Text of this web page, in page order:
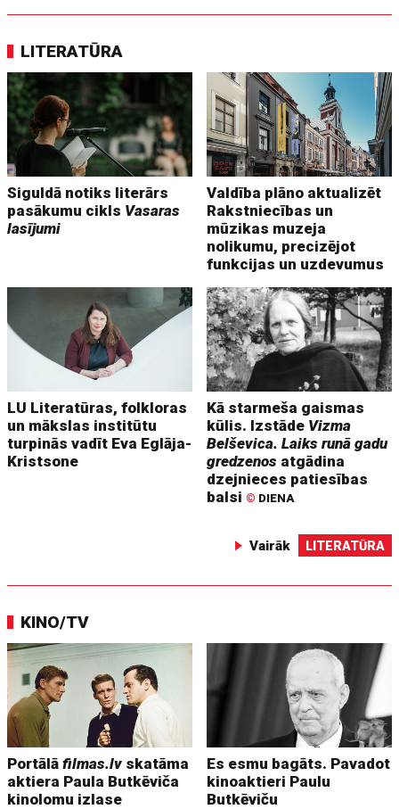
LITERATŪRA
Siguldā notiks literārs
pasākumu cikls Vasaras
lasījumi
Valdība plāno aktualizēt
Rakstniecības un
mūzikas muzeja
nolikumu, precizējot
funkcijas un uzdevumus
LU Literatūras, folkloras
un mākslas institūtu
turpinās vadīt Eva Eglāja-
Kristsone
Kā starmeša gaismas
kūlis. Izstāde Vizma
Belševica. Laiks runā gadu
gredzenos atgādina
dzejnieces patiesības
balsi © DIENA
Vairāk LITERATŪRA
KINO/TV
Portālāfilmas.lv skatāma
aktiera Paula Butkēviča
kinolomu izlase
Es esmu bagāts. Pavadot
kinoaktieri Paulu
Butkēviču